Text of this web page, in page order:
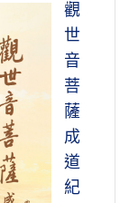
觀
世
音
菩
薩
成
道
紀